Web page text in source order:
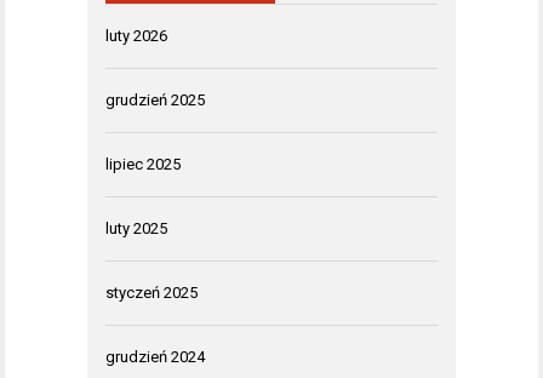
luty 2026
grudzień 2025
lipiec 2025
luty 2025
styczeń 2025
grudzień 2024